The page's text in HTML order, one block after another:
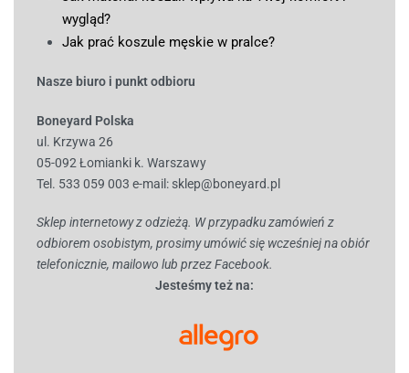
wygląd?
Jak prać koszule męskie w pralce?
Nasze biuro i punkt odbioru
Boneyard Polska
ul. Krzywa 26
05-092 Łomianki k. Warszawy
Tel. 533 059 003 e-mail: sklep@boneyard.pl
Sklep internetowy z odzieżą. W przypadku zamówień z
odbiorem osobistym, prosimy umówić się wcześniej na obiór
telefonicznie, mailowo lub przez Facebook.
Jesteśmy też na: